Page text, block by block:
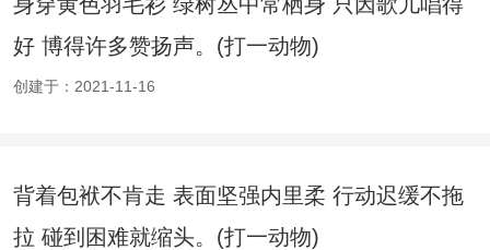
好 博得许多赞扬声。(打一动物)
创建于：2021-11-16
背着包袱不肯走 表面坚强内里柔 行动迟缓不拖
拉 碰到困难就缩头。(打一动物)